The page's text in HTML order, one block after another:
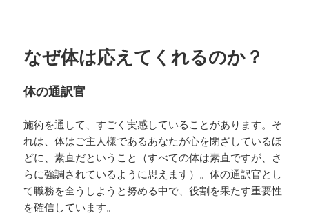
なぜ体は応えてくれるのか？
体の通訳官
施術を通して、すごく実感していることがあります。そ
れは、体はご主人様であるあなたが心を閉ざしているほ
どに、素直だということ（すべての体は素直ですが、さ
らに強調されているように思えます）。体の通訳官とし
て職務を全うしようと努める中で、役割を果たす重要性
を確信しています。